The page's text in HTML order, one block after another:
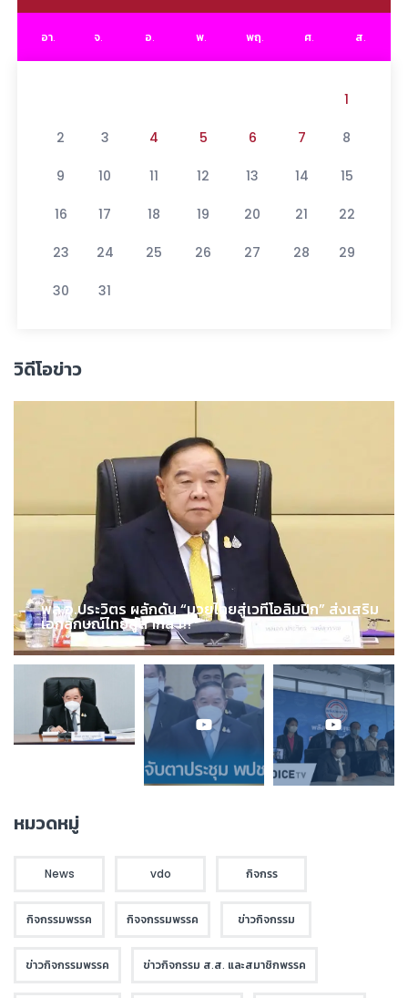
อา. จ. อ. พ. พฤ. ศ. ส.
1
2 3 4 5 6 7 8
9 10 11 12 13 14 15
16 17 18 19 20 21 22
23 24 25 26 27 28 29
30 31
วิดีโอข่าว
พล.อ.ประวิตร ผลักดัน “มวยไทยสู่เวทีโอลิมปิก” ส่งเสริม
เอกลักษณ์ไทยสู่สากล !!!
หมวดหมู่
News vdo กิจกรร
กิจกรรมพรรค กิจจกรรมพรรค ข่าวกิจกรรม
ข่าวกิจกรรมพรรค ข่าวกิจกรรม ส.ส. และสมาชิกพรรค